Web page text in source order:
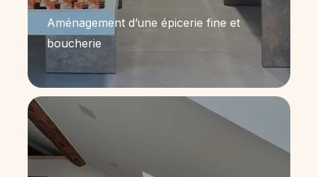
Aménagement d’une épicerie fine et
boucherie